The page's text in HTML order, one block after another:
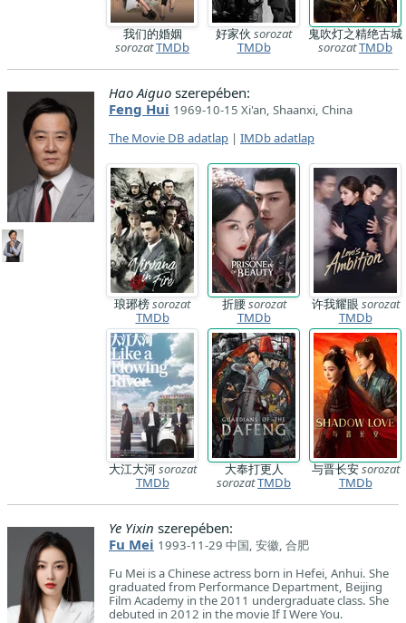
我们的婚姻
sorozatTMDb
好家伙 sorozat
TMDb
鬼吹灯之精绝古城
sorozatTMDb
Hao Aiguo szerepében:
Feng Hui 1969-10-15 Xi'an, Shaanxi, China
The Movie DB adatlap | IMDb adatlap
琅琊榜sorozat
TMDb
折腰sorozat
TMDb
许我耀眼 sorozat
TMDb
大江大河sorozat
TMDb
大奉打更人
sorozatTMDb
与晋长安sorozat
TMDb
Ye Yixin szerepében:
Fu Mei 1993-11-29 中国, 安徽, 合肥
Fu Mei is a Chinese actress born in Hefei, Anhui. She
graduated from Performance Department, Beijing
Film Academy in the 2011 undergraduate class. She
debuted in 2012 in the movie If I Were You.